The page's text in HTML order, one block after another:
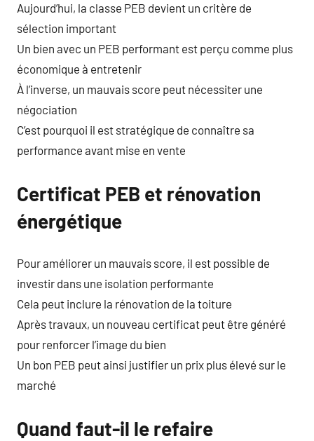
Aujourd’hui, la classe PEB devient un critère de
sélection important
Un bien avec un PEB performant est perçu comme plus
économique à entretenir
À l’inverse, un mauvais score peut nécessiter une
négociation
C’est pourquoi il est stratégique de connaître sa
performance avant mise en vente
Certificat PEB et rénovation
énergétique
Pour améliorer un mauvais score, il est possible de
investir dans une isolation performante
Cela peut inclure la rénovation de la toiture
Après travaux, un nouveau certificat peut être généré
pour renforcer l’image du bien
Un bon PEB peut ainsi justifier un prix plus élevé sur le
marché
Quand faut-il le refaire